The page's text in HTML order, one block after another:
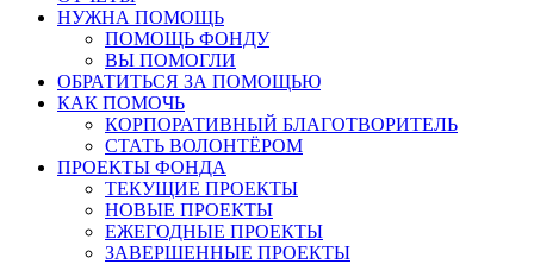
НУЖНА ПОМОЩЬ
ПОМОЩЬ ФОНДУ
ВЫ ПОМОГЛИ
ОБРАТИТЬСЯ ЗА ПОМОЩЬЮ
КАК ПОМОЧЬ
КОРПОРАТИВНЫЙ БЛАГОТВОРИТЕЛЬ
СТАТЬ ВОЛОНТЁРОМ
ПРОЕКТЫ ФОНДА
ТЕКУЩИЕ ПРОЕКТЫ
НОВЫЕ ПРОЕКТЫ
ЕЖЕГОДНЫЕ ПРОЕКТЫ
ЗАВЕРШЕННЫЕ ПРОЕКТЫ